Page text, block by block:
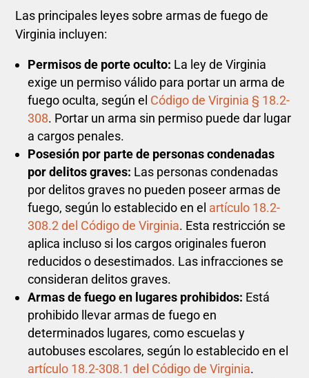
Las principales leyes sobre armas de fuego de
Virginia incluyen:
Permisos de porte oculto: La ley de Virginia
exige un permiso válido para portar un arma de
fuego oculta, según el Código de Virginia § 18.2-
308. Portar un arma sin permiso puede dar lugar
a cargos penales.
Posesión por parte de personas condenadas
por delitos graves: Las personas condenadas
por delitos graves no pueden poseer armas de
fuego, según lo establecido en el artículo 18.2-
308.2 del Código de Virginia. Esta restricción se
aplica incluso si los cargos originales fueron
reducidos o desestimados. Las infracciones se
consideran delitos graves.
Armas de fuego en lugares prohibidos: Está
prohibido llevar armas de fuego en
determinados lugares, como escuelas y
autobuses escolares, según lo establecido en el
artículo 18.2-308.1 del Código de Virginia.